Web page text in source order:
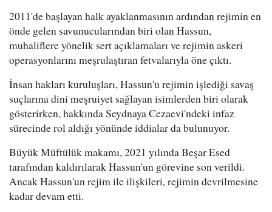
2011'de başlayan halk ayaklanmasının ardından rejimin en
önde gelen savunucularından biri olan Hassun,
muhaliflere yönelik sert açıklamaları ve rejimin askeri
operasyonlarını meşrulaştıran fetvalarıyla öne çıktı.
İnsan hakları kuruluşları, Hassun'u rejimin işlediği savaş
suçlarına dini meşruiyet sağlayan isimlerden biri olarak
gösterirken, hakkında Seydnaya Cezaevi'ndeki infaz
sürecinde rol aldığı yönünde iddialar da bulunuyor.
Büyük Müftülük makamı, 2021 yılında Beşar Esed
tarafından kaldırılarak Hassun'un görevine son verildi.
Ancak Hassun'un rejim ile ilişkileri, rejimin devrilmesine
kadar devam etti.